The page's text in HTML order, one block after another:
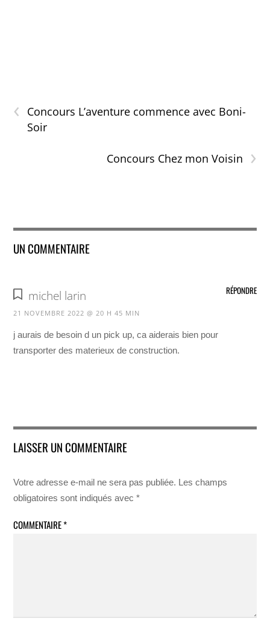
‹
Concours L’aventure commence avec Boni-
Soir
›
Concours Chez mon Voisin
UN COMMENTAIRE
michel larin
21 NOVEMBRE 2022 @ 20 H 45 MIN
j aurais de besoin d un pick up, ca aiderais bien pour
transporter des materieux de construction.
RÉPONDRE
LAISSER UN COMMENTAIRE
Votre adresse e-mail ne sera pas publiée. Les champs
obligatoires sont indiqués avec*
COMMENTAIRE*